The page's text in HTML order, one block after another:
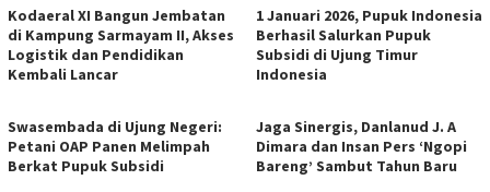
Kodaeral XI Bangun Jembatan
di Kampung Sarmayam II, Akses
Logistik dan Pendidikan
Kembali Lancar
1 Januari 2026, Pupuk Indonesia
Berhasil Salurkan Pupuk
Subsidi di Ujung Timur
Indonesia
Swasembada di Ujung Negeri:
Petani OAP Panen Melimpah
Berkat Pupuk Subsidi
Jaga Sinergis, Danlanud J. A
Dimara dan Insan Pers ‘Ngopi
Bareng’ Sambut Tahun Baru